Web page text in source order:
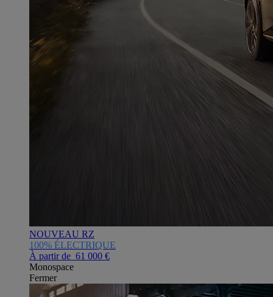
NOUVEAU RZ
100% ÉLECTRIQUE
À partir de 61 000 €
Monospace
Fermer